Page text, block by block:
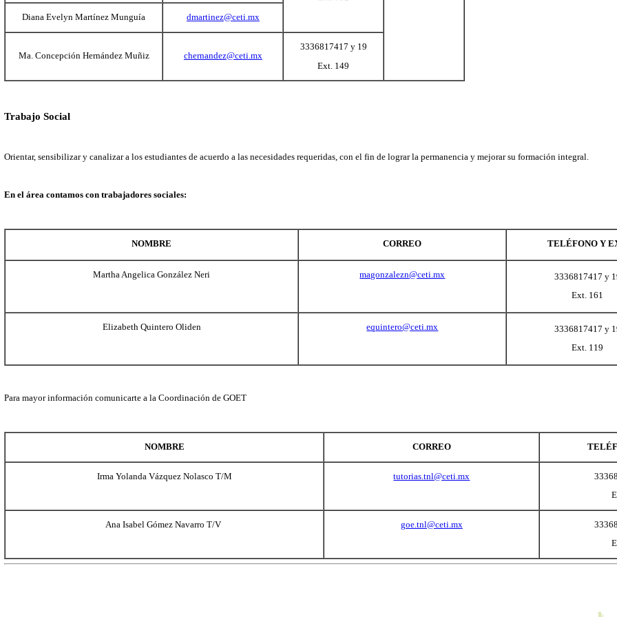
Brinda atención primaria en el acompañamiento psicológico de los estudiantes con el fin de detectar problemáticas que impactan en
Contamos con psicólogos:
NOMBRE CORREO TELÉFONO Y EXT. UBICACIÓN
3336817417 y 19
Aula 15
3336817417 y 19
Ext. 152
Nuri Violeta Hernández Monroy
Diana Evelyn Martínez Munguía
3336817417 y 19